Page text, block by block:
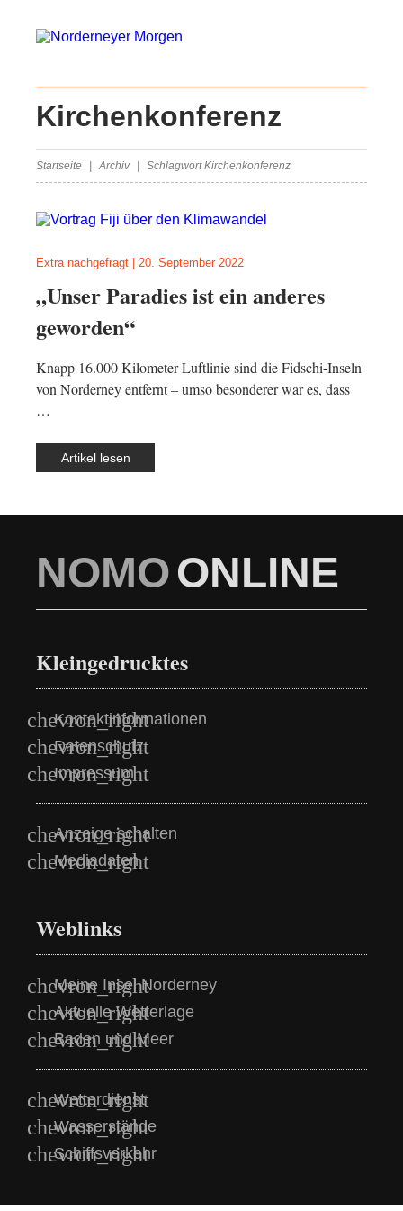
Kirchenkonferenz
Startseite Archiv Schlagwort Kirchenkonferenz
Extra nachgefragt 20. September 2022
„Unser Paradies ist ein anderes
geworden“
Knapp 16.000 Kilometer Luftlinie sind die Fidschi-Inseln
von Norderney entfernt – umso besonderer war es, dass
…
Artikel lesen
NOMOONLINE
Kleingedrucktes
Kontaktinformationen
Datenschutz
Impressum
Anzeige schalten
Mediadaten
Weblinks
Meine Insel Norderney
Aktuelle Wetterlage
Baden und Meer
Wetterdienst
Wasserstände
Schiffsverkehr